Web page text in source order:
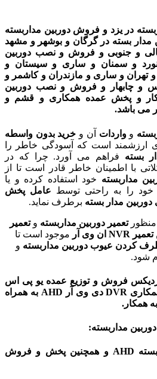
در یزد و فروش دوربین مداربسته
مدار بسته در گرگان و بوشهر و مشهد
و جنوبی و فروش و نصب دوربین
و سمنان و ساری و سیستان و
تهران و ساری و مازندران و کاشمر و
و چابهار و فروش و نصب دوربین
و پخش عمده همکاری و قشم و
می باشد.
وواردات آن و خرید بدون واسطه
ارزشمند است که آسودگی خاطر را
بسته فراهم می آورد. چرا که در
با اطمینان خاطر قادر است تا از
مداربسته خود استفاده کرده و یا
خود را به راحتی توسط عامل پخش
دوربین مدار بسته برطرف نماید.
منظورتعمیر دوربین مداربسته وتعمیر
تعمیر NVR ان وی آر
موجود است تا
کردن عیوب دوربین مداربسته و
شود.
عمده یو پی اس
همکار.
مداربسته:
پخش همکار دوربین مدار بسته AHD و همچنین پخش و فروش